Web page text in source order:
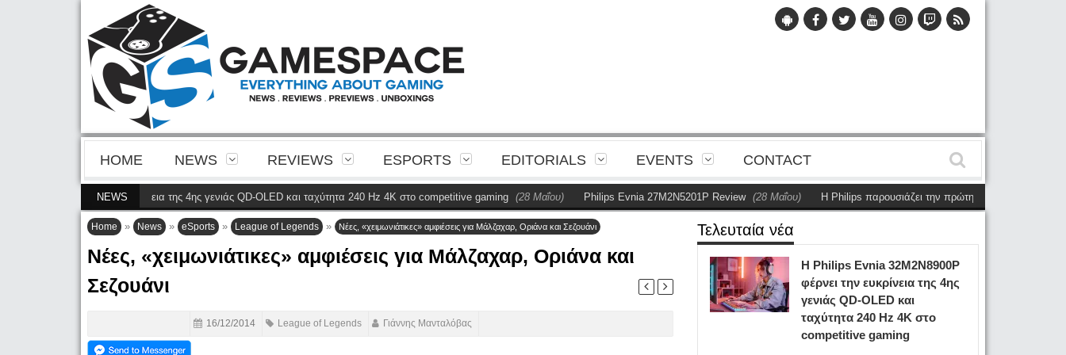
HOME NEWS REVIEWS ESPORTS EDITORIALS EVENTS CONTACT
NEWS
την ευκρίνεια της 4ης γενιάς QD-OLED και ταχύτητα 240 Hz 4K στο competitive gaming (28 Μαΐου) Philips Evnia 27M2N5201P Review (28 Μαΐου) Η Philips παρουσιάζει την πρώτη αυτόνομη dual-sided οθόνη
Home » News » eSports » League of Legends » Νέες, «χειμωνιάτικες» αμφιέσεις για Μάλζαχαρ, Οριάνα και Σεζουάνι
Νέες, «χειμωνιάτικες» αμφιέσεις για Μάλζαχαρ, Οριάνα και
Σεζουάνι
16/12/2014 League of Legends Γιάννης Μανταλόβας
Τελευταία νέα
Η Philips Evnia 32M2N8900P
φέρνει την ευκρίνεια της 4ης
γενιάς QD-OLED και
ταχύτητα 240 Hz 4K στο
competitive gaming